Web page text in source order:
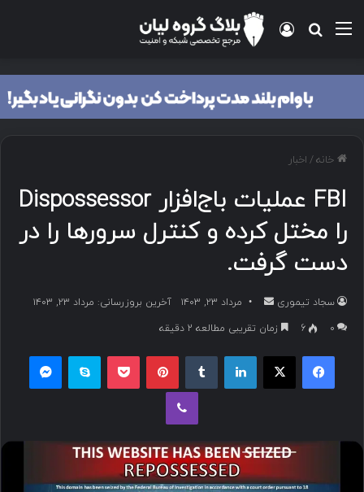
منو جستجو برای
ورود
خانه/ اخبار
FBI عملیات باج‌افزار Dispossessor
را مختل کرده و کنترل سرورها را در
دست گرفت.
سجاد تیموری
ا
ی
م
مرداد ۲۳, ۱۴۰۳
آخرین بروزرسانی: مرداد ۲۳, ۱۴۰۳
۰
6 زمان تقریبی مطالعه 2 دقیقه
فیسبوک ایکس لینکداین پینتریست پاکت اسکایپ
وایبر